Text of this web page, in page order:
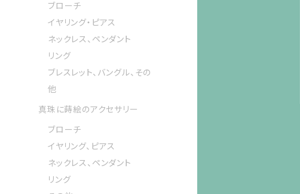
ブローチ
イヤリング・ピアス
ネックレス、ペンダント
リング
ブレスレット、バングル、その
他
真珠に蒔絵のアクセサリー
ブローチ
イヤリング、ピアス
ネックレス、ペンダント
リング